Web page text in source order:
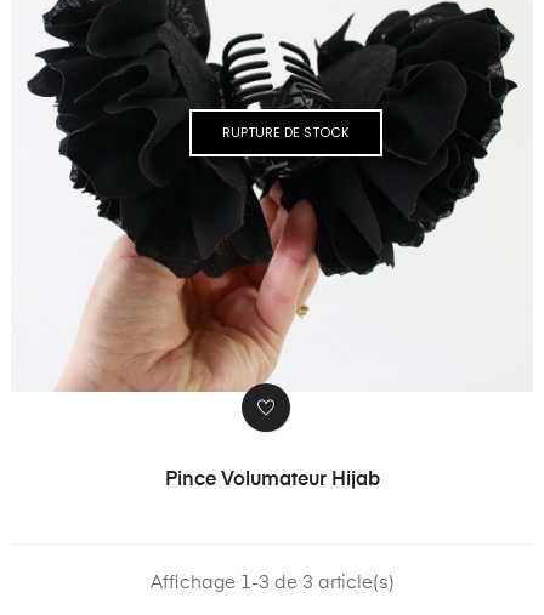
RUPTURE DE STOCK
Pince Volumateur Hijab
Affichage 1-3 de 3 article(s)